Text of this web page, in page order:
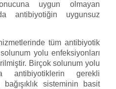
uygun olmayan
antibiyotiğin uygunsuz
tüm antibiyotik
yolu enfeksiyonları
Birçok solunum yolu
antibiyotiklerin gerekli
bağışıklık sisteminin basit